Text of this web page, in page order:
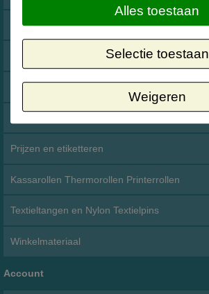
Kledinghangers Kleerhangers
Maataanduiders voor kleding en textiel
Inpakmaterialen en magazijnmateriaal
Prijzen en etiketteren
Kassarollen Thermorollen Printerrollen
Textieltangen en Nylon Textielpins
Winkelmateriaal
Account
Weigeren
Selectie toestaan
Alles toestaan